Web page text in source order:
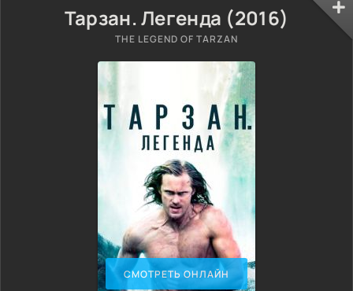
Тарзан. Легенда (2016)
THE LEGEND OF TARZAN
СМОТРЕТЬ ОНЛАЙН